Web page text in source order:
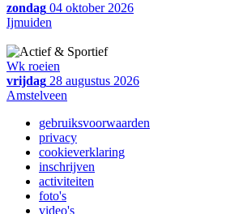
zondag 04 oktober 2026
Ijmuiden
Wk roeien
vrijdag 28 augustus 2026
Amstelveen
gebruiksvoorwaarden
privacy
cookieverklaring
inschrijven
activiteiten
foto's
video's